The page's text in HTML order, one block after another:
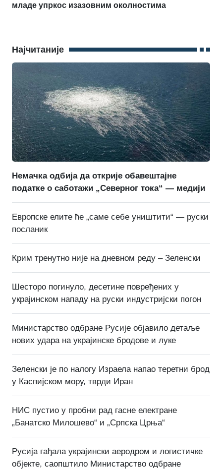
младе упркос изазовним околностима
Најчитаније
Немачка одбија да открије обавештајне
податке о саботажи „Северног тока“ — медији
Европске елите ће „саме себе уништити“ — руски
посланик
Крим тренутно није на дневном реду – Зеленски
Шесторо погинуло, десетине повређених у
украјинском нападу на руски индустријски погон
Министарство одбране Русије објавило детаље
нових удара на украјинске бродове и луке
Зеленски је по налогу Израела напао теретни брод
у Каспијском мору, тврди Иран
НИС пустио у пробни рад гасне електране
„Банатско Милошево“ и „Српска Црња“
Русија гађала украјински аеродром и логистичке
објекте, саопштило Министарство одбране